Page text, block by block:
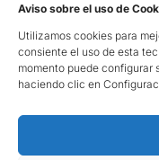
Aviso sobre el uso de
Utilizamos cookies para
consiente el uso de esta
momento puede configurar
haciendo clic en